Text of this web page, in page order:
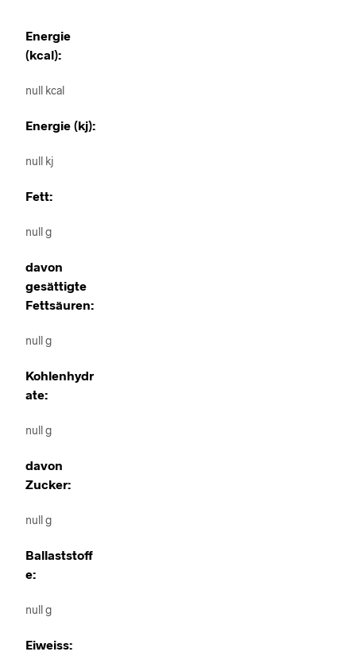
Energie
(kcal):
null kcal
Energie (kj):
null kj
Fett:
null g
davon
gesättigte
Fettsäuren:
null g
Kohlenhydr
ate:
null g
davon
Zucker:
null g
Ballaststoff
e:
null g
Eiweiss: